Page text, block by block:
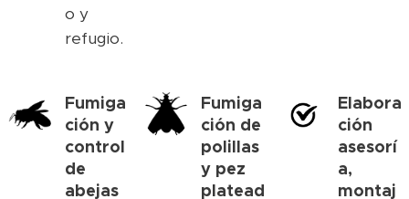
o y
refugio.
Fumiga
ción y
control
de
abejas
Fumiga
ción de
polillas
y pez
platead
Elabora
ción
asesorí
a,
montaj